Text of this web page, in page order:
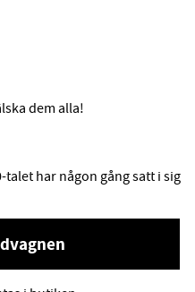
dem alla!
talet har någon gång satt i sig